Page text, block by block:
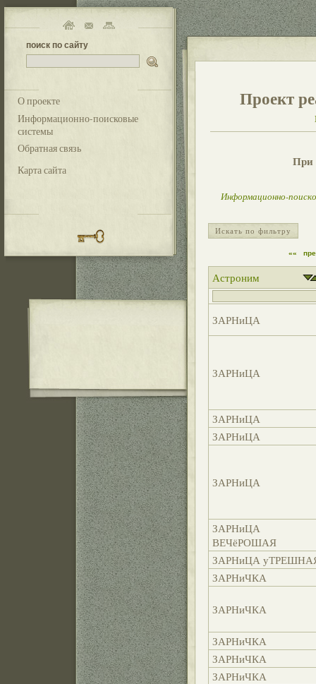
поиск по сайту
О проекте
Информационно-поисковые
системы
Обратная связь
Карта сайта
Проект
При
Информационно-
Искать по фильтру
««
Астроним
ЗАРНиЦА
ЗАРНиЦА
ЗАРНиЦА
ЗАРНиЦА
ЗАРНиЦА
ЗАРНиЦА
ВЕЧёРОШАЯ
ЗАРНиЦА
ЗАРНиЧКА
ЗАРНиЧКА
ЗАРНиЧКА
ЗАРНиЧКА
ЗАРНиЧКА